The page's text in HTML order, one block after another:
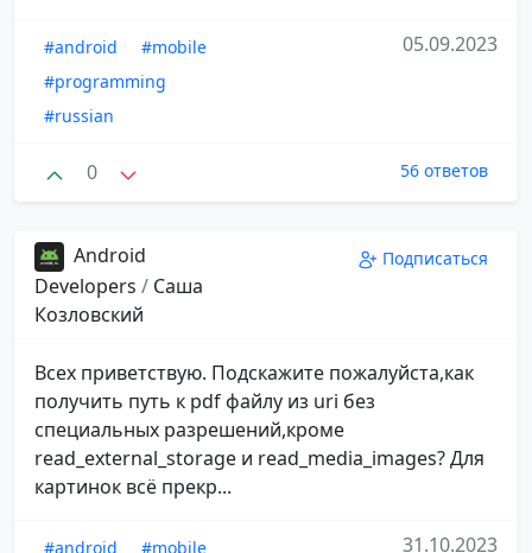
#android
#mobile
#programming
#russian
05.09.2023
0 56 ответов
Android
Developers / Саша
Козловский
Подписаться
Всех приветствую. Подскажите пожалуйста,как
получить путь к pdf файлу из uri без
специальных разрешений,кроме
read_external_storage и read_media_images? Для
картинок всё прекр...
#android #mobile 31.10.2023